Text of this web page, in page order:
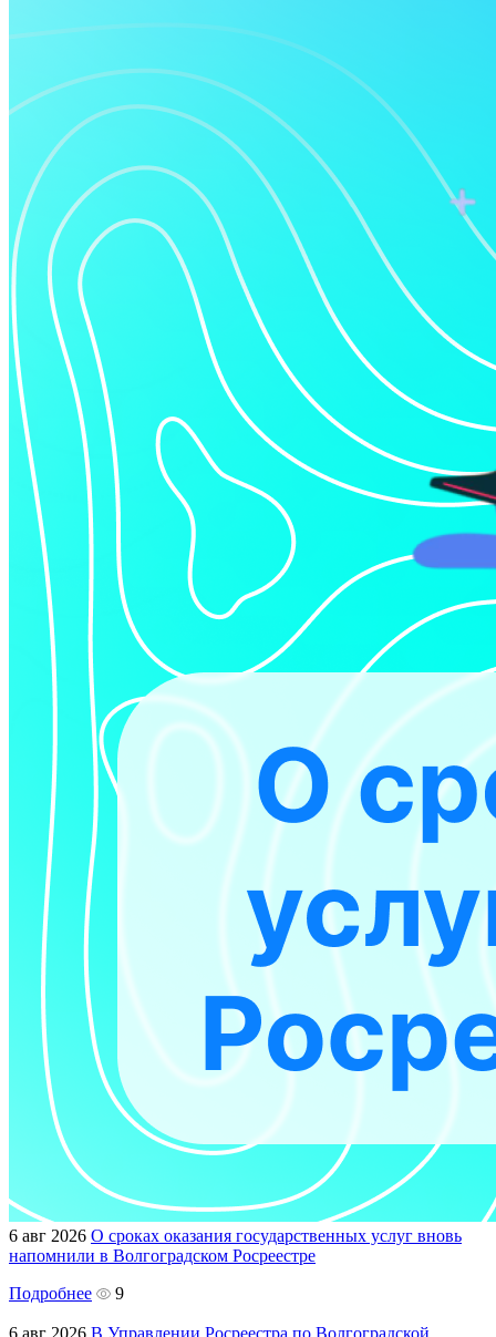
6 авг 2026 О сроках оказания государственных услуг вновь
напомнили в Волгоградском Росреестре
Подробнее
9
6 авг 2026 В Управлении Росреестра по Волгоградской